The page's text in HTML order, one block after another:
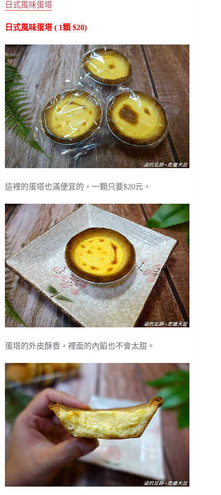
日式風味蛋塔
日式風味蛋塔 ( 1顆 $20)
這裡的蛋塔也滿便宜的，一顆只要$20元。
蛋塔的外皮酥香，裡面的內餡也不會太甜。